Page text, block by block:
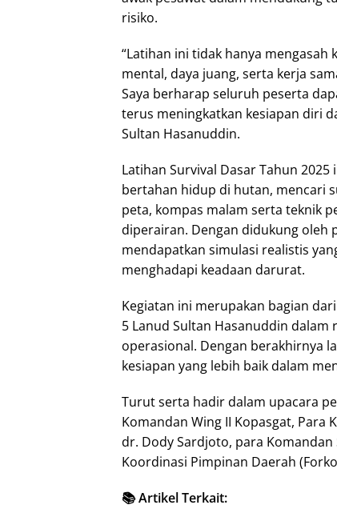
risiko.
“Latihan ini tidak hanya
mental, daya juang, serta kerja
Saya berharap seluruh peserta
terus meningkatkan kesiapan diri
Sultan Hasanuddin.
Latihan Survival Dasar Tahun
bertahan hidup di hutan, mencari
peta, kompas malam serta teknik
diperairan. Dengan didukung oleh
mendapatkan simulasi realistis
menghadapi keadaan darurat.
Kegiatan ini merupakan bagian
5 Lanud Sultan Hasanuddin
operasional. Dengan berakhirnya
kesiapan yang lebih baik dalam
Turut serta hadir dalam upacara
Komandan Wing II Kopasgat, Para
dr. Dody Sardjoto, para
Koordinasi Pimpinan Daerah
📚 Artikel Terkait: